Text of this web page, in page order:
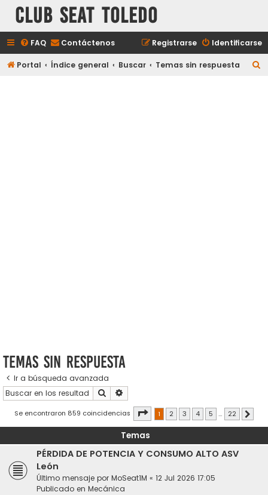
Club Seat Toledo
FAQ Contáctenos Identificarse
Registrarse
Portal Índice general Buscar Temas sin respuesta
Temas sin respuesta
Ir a búsqueda avanzada
Buscar
Se encontraron 859 coincidencias Página de 22
1 2 3 4 5 … 22
Temas
PÉRDIDA DE POTENCIA Y CONSUMO ALTO ASV
León
Último mensaje por MoSeat1M « 12 Jul 2026 17:05
Publicado en Mecánica